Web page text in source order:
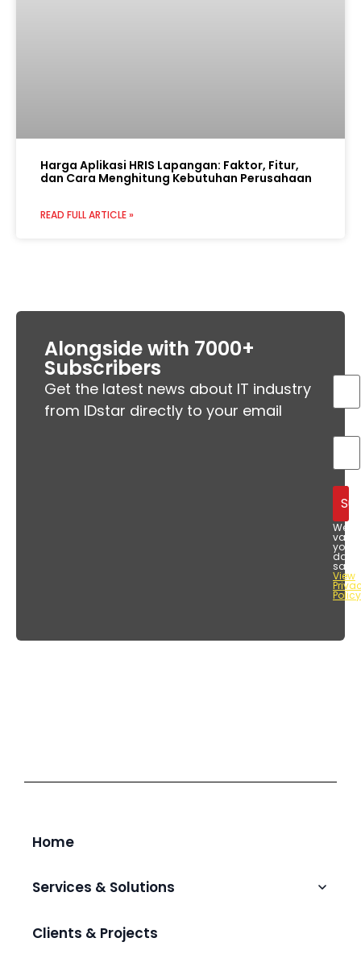
Harga Aplikasi HRIS Lapangan: Faktor, Fitur,
dan Cara Menghitung Kebutuhan Perusahaan
READ FULL ARTICLE »
Alongside with 7000+
Subscribers
Get the latest news about IT industry
from IDstar directly to your email
We
value
your
data
View
Policy
Home
Services & Solutions
Talent Augmentation & Hiring
Clients & Projects